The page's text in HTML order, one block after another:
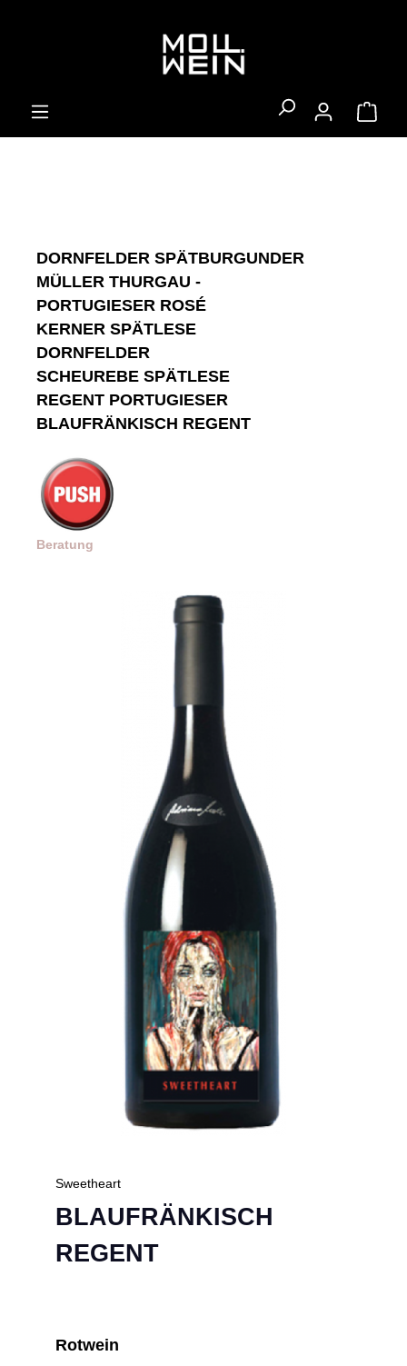
DORNFELDER SPÄTBURGUNDER
MÜLLER THURGAU -
PORTUGIESER ROSÉ
KERNER SPÄTLESE
DORNFELDER
SCHEUREBE SPÄTLESE
REGENT PORTUGIESER
BLAUFRÄNKISCH REGENT
Beratung
Sweetheart
BLAUFRÄNKISCH
REGENT
Rotwein